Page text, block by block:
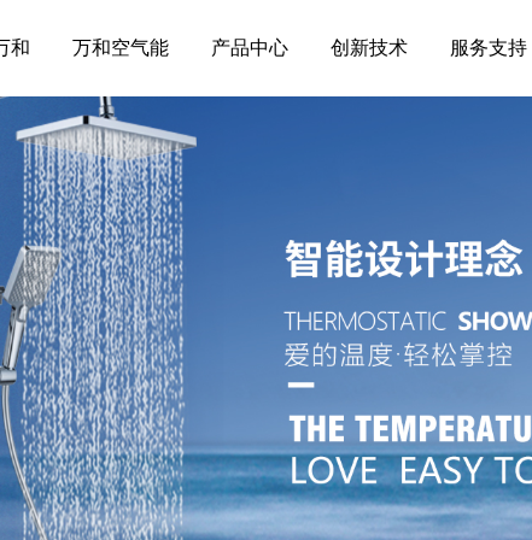
和 万和空气能 产品中心 创新技术 服务支持